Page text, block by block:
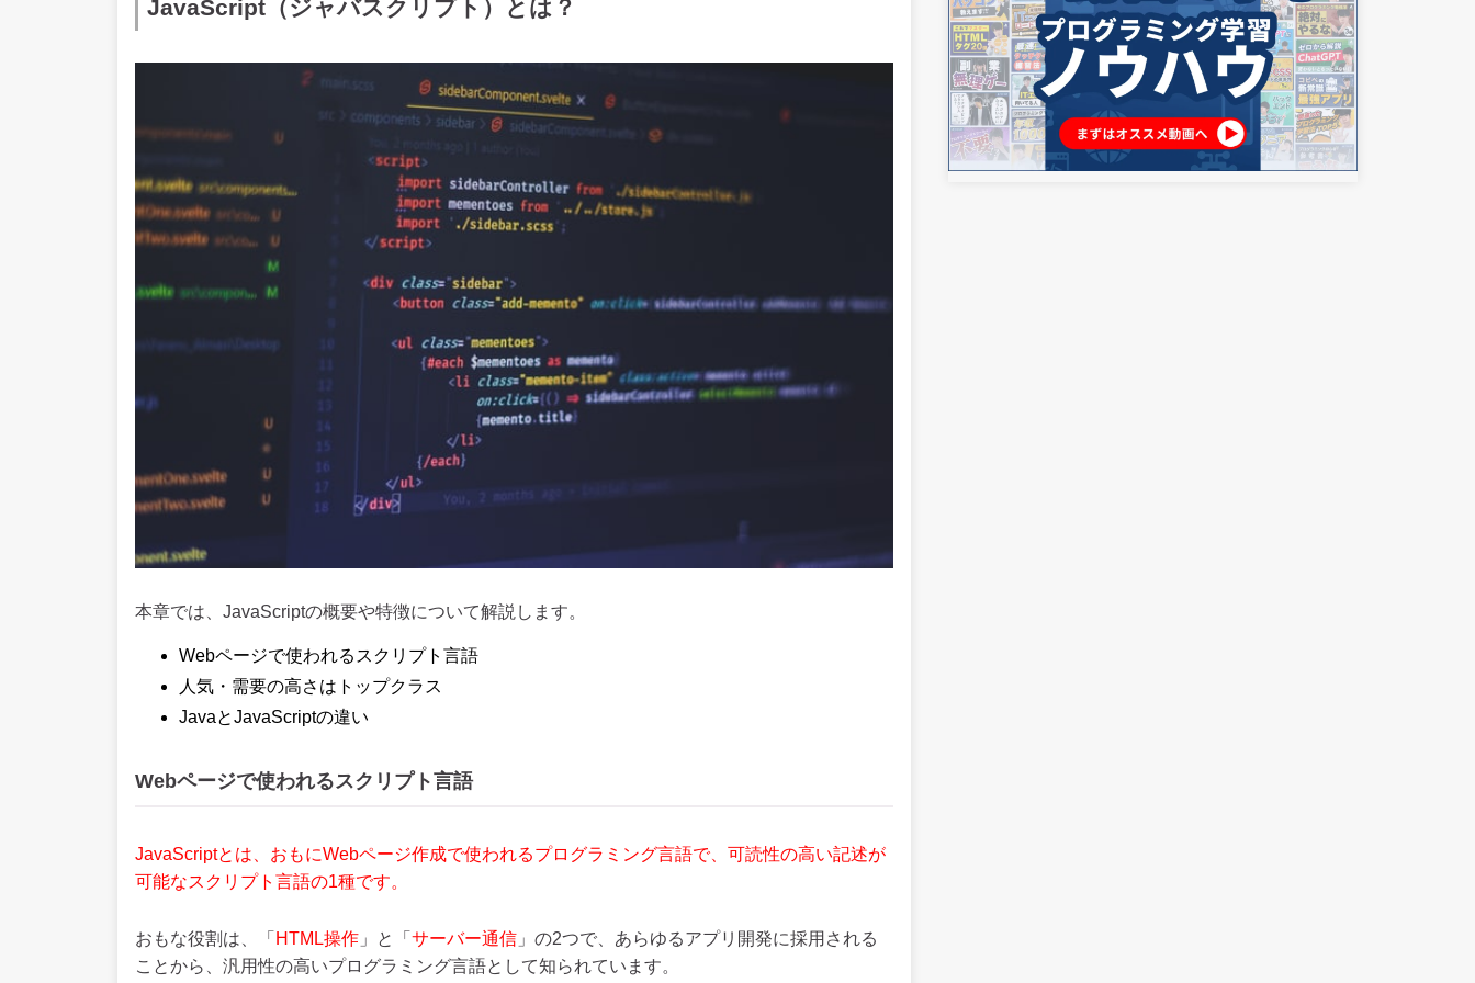
JavaScript（ジャバスクリプト）とは？
本章では、JavaScriptの概要や特徴について解説します。
Webページで使われるスクリプト言語
人気・需要の高さはトップクラス
JavaとJavaScriptの違い
Webページで使われるスクリプト言語
JavaScriptとは、おもにWebページ作成で使われるプログラミング言語で、可読性の高い記述が
可能なスクリプト言語の1種です。
おもな役割は、「 HTML操作 」と「 サーバー通信 」の2つで、あらゆるアプリ開発に採用される
ことから、汎用性の高いプログラミング言語として知られています。